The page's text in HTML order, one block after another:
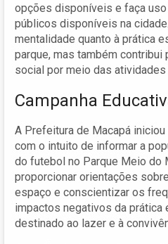
opções disponíveis e faça
públicos disponíveis na
mentalidade quanto à prática
parque, mas também contribui
social por meio das atividades
Campanha
A Prefeitura de Macapá iniciou
com o intuito de informar a
do futebol no Parque Meio do
proporcionar orientações
espaço e conscientizar os
impactos negativos da prática
destinado ao lazer e à